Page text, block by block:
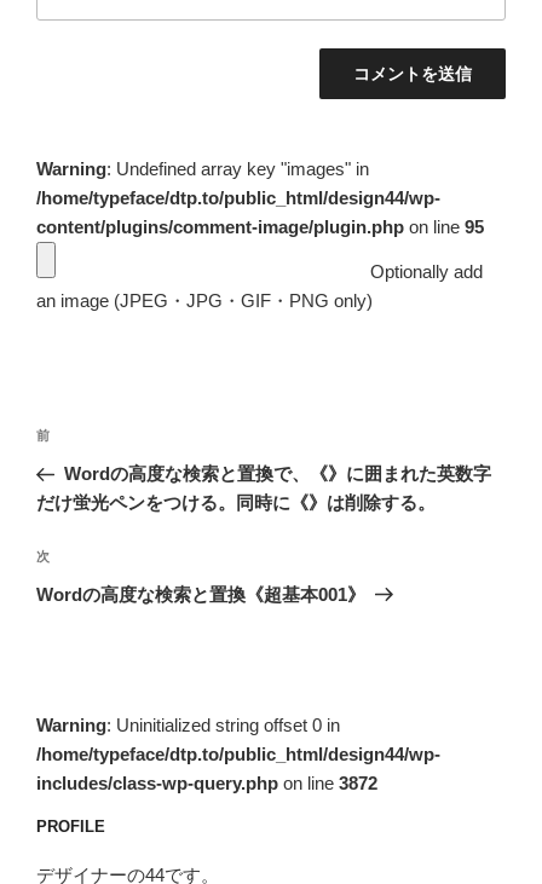
Warning: Undefined array key "images" in
/home/typeface/dtp.to/public_html/design44/wp-
content/plugins/comment-image/plugin.php on line 95
Optionally add
an image (JPEG・JPG・GIF・PNG only)
投
ナ
ゲ
ー
前
の
投
前
Wordの高度な検索と置換で、《》に囲まれた英数字
だけ蛍光ペンをつける。同時に《》は削除する。
次
の
次
Wordの高度な検索と置換《超基本001》
Warning: Uninitialized string offset 0 in
/home/typeface/dtp.to/public_html/design44/wp-
includes/class-wp-query.php on line 3872
PROFILE
デザイナーの44です。